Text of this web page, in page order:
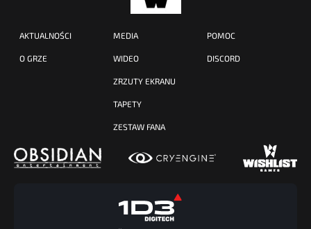
AKTUALNOŚCI
O GRZE
MEDIA
WIDEO
ZRZUTY EKRANU
TAPETY
ZESTAW FANA
POMOC
DISCORD